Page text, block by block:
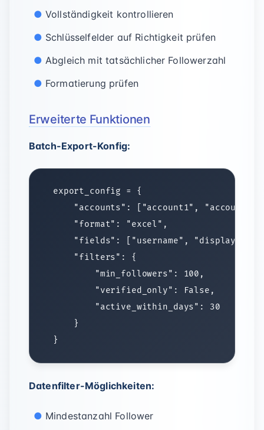
Vollständigkeit kontrollieren
Schlüsselfelder auf Richtigkeit prüfen
Abgleich mit tatsächlicher Followerzahl
Formatierung prüfen
Erweiterte Funktionen
Batch-Export-Konfig:
Datenfilter-Möglichkeiten:
Mindestanzahl Follower